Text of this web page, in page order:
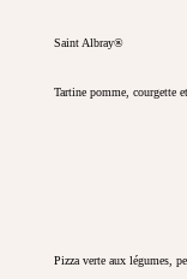
Saint Albray®
Tartine pomme, courgette
Pizza verte aux légumes,